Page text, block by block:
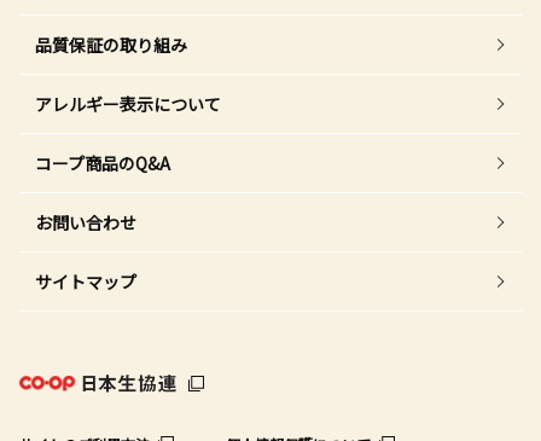
品質保証の取り組み
アレルギー表示について
コープ商品のQ&A
お問い合わせ
サイトマップ